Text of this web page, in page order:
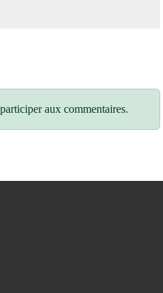
aux commentaires.